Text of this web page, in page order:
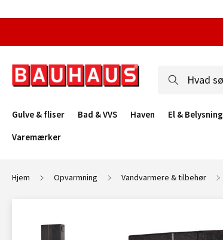
Gulve & fliser Bad & VVS Haven El & Belysning
Varemærker
Hjem Opvarmning Vandvarmere & tilbehør